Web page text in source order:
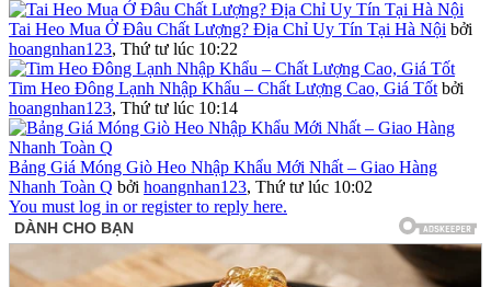
Tai Heo Mua Ở Đâu Chất Lượng? Địa Chỉ Uy Tín Tại Hà Nội bởi
hoangnhan123, Thứ tư lúc 10:22
Tim Heo Đông Lạnh Nhập Khẩu – Chất Lượng Cao, Giá Tốt bởi
hoangnhan123, Thứ tư lúc 10:14
Bảng Giá Móng Giò Heo Nhập Khẩu Mới Nhất – Giao Hàng
Nhanh Toàn Q bởi hoangnhan123, Thứ tư lúc 10:02
You must log in or register to reply here.